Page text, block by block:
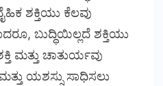
ಶಕ್ತಿಯು ಕೆಲವು
ಬುದ್ಧಿಯಿಲ್ಲದೆ ಶಕ್ತಿಯು
ಮತ್ತು ಚಾತುರ್ಯವು
ಯಶಸ್ಸು ಸಾಧಿಸಲು